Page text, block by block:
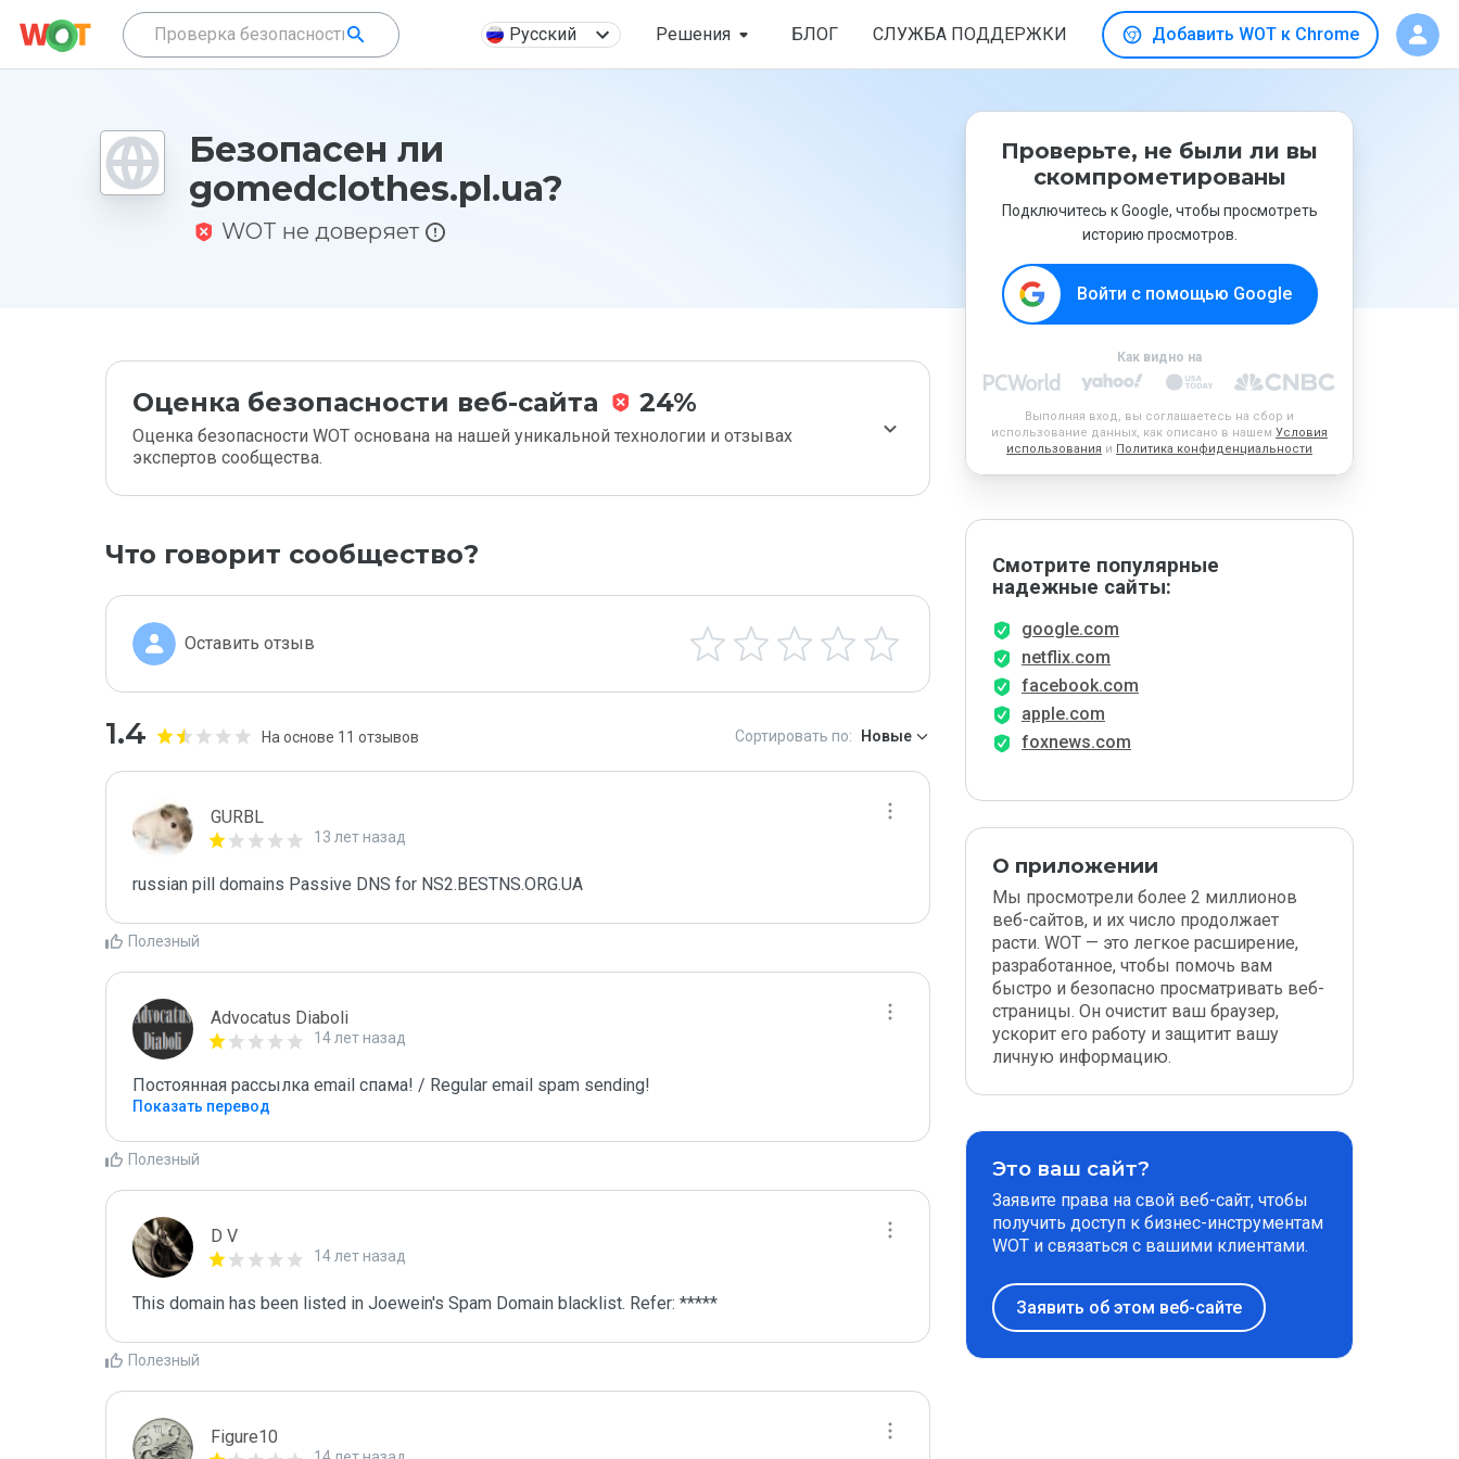
Русский Решения БЛОГ СЛУЖБА ПОДДЕРЖКИ Добавить WOT к Chrome
Безопасен ли
gomedclothes.pl.ua?
WOT не доверяет
Оценка безопасности веб-сайта 24%
Оценка безопасности WOT основана на нашей уникальной технологии и отзывах
экспертов сообщества.
Что говорит сообщество?
Оставить отзыв
1.4 На основе 11 отзывов Сортировать по: Новые
GURBL
13 лет назад
russian pill domains Passive DNS for NS2.BESTNS.ORG.UA
Полезный
Advocatus Diaboli
14 лет назад
Постоянная рассылка email спама! / Regular email spam sending!
Показать перевод
Полезный
D V
14 лет назад
This domain has been listed in Joewein's Spam Domain blacklist. Refer: *****
Полезный
Figure10
Проверьте, не были ли вы
скомпрометированы
Подключитесь к Google, чтобы просмотреть
историю просмотров.
Войти с помощью Google
Как видно на
Выполняя вход, вы соглашаетесь на сбор и
использование данных, как описано в нашем Условия
использования и Политика конфиденциальности
Смотрите популярные
надежные сайты:
google.com
netflix.com
facebook.com
apple.com
foxnews.com
О приложении
Мы просмотрели более 2 миллионов
веб-сайтов, и их число продолжает
расти. WOT — это легкое расширение,
разработанное, чтобы помочь вам
быстро и безопасно просматривать веб-
страницы. Он очистит ваш браузер,
ускорит его работу и защитит вашу
личную информацию.
Это ваш сайт?
Заявите права на свой веб-сайт, чтобы
получить доступ к бизнес-инструментам
WOT и связаться с вашими клиентами.
Заявить об этом веб-сайте